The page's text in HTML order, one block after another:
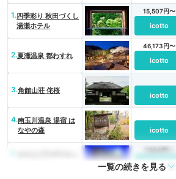
1.四季彩り 秋田づくし
湯瀬ホテル
15,507円〜
icotto
2.夏瀬温泉 都わすれ
46,173円〜
icotto
3.角館山荘 侘桜
icotto
4.南玉川温泉 湯宿 は
なやの森
icotto
7,844円〜
icotto
一覧の続きを見る